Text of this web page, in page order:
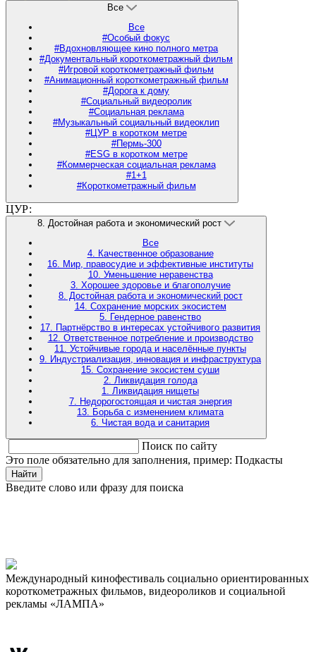
Все
Все
#Особый фокус
#Вдохновляющее кино полного метра
#Документальный короткометражный фильм
#Игровой короткометражный фильм
#Анимационный короткометражный фильм
#Дорога к дому
#Социальный видеоролик
#Социальная реклама
#Музыкальный социальный видеоклип
#ЦУР в коротком метре
#Пермь-300
#ESG в коротком метре
#Коммерческая социальная реклама
#1+1
#Короткометражный фильм
ЦУР:
8. Достойная работа и экономический рост
Все
4. Качественное образование
16. Мир, правосудие и эффективные институты
10. Уменьшение неравенства
3. Хорошее здоровье и благополучие
8. Достойная работа и экономический рост
14. Сохранение морских экосистем
5. Гендерное равенство
17. Партнёрство в интересах устойчивого развития
12. Ответственное потребление и производство
11. Устойчивые города и населённые пункты
9. Индустриализация, инновация и инфраструктура
15. Сохранение экосистем суши
2. Ликвидация голода
1. Ликвидация нищеты
7. Недорогостоящая и чистая энергия
13. Борьба с изменением климата
6. Чистая вода и санитария
Поиск по сайту
Это поле обязательно для заполнения, пример: Подкасты
Найти
Введите слово или фразу для поиска
Международный кинофестиваль социально ориентированных
короткометражных фильмов, видеороликов и социальной
рекламы «ЛАМПА»